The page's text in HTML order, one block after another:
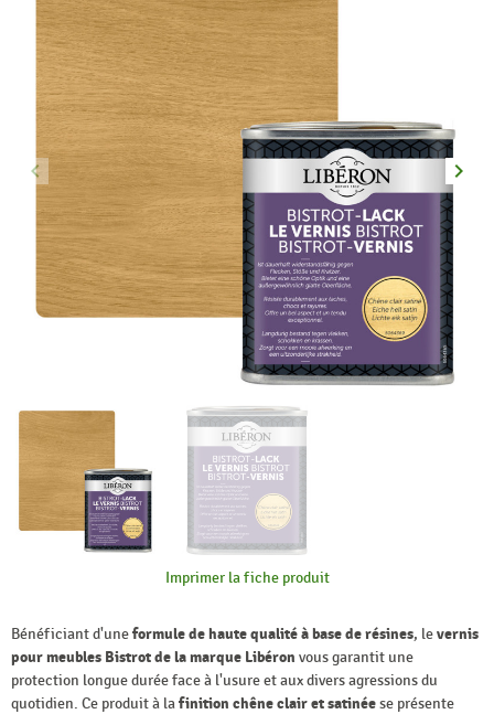
Précédent
keyboard_arrow_left keyboard_arrow_right
Imprimer la fiche produit
Bénéficiant d'uneformule de haute qualité à base de résines, levernis
pour meubles Bistrot de la marque Libéron vous garantit une
protection longue durée face à l'usure et aux divers agressions du
quotidien. Ce produit à lafinition chêne clair et satinéese présente